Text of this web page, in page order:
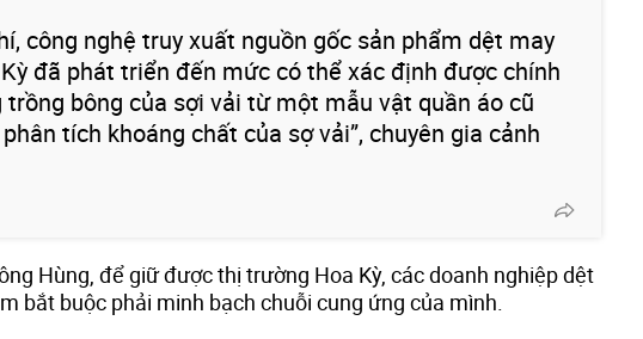
công nghệ truy xuất nguồn gốc sản phẩm dệt may
đã phát triển đến mức có thể xác định được chính
trồng bông của sợi vải từ một mẫu vật quần áo cũ
tích khoáng chất của sợ vải”, chuyên gia cảnh
Hùng, để giữ được thị trường Hoa Kỳ, các doanh nghiệp dệt
bắt buộc phải minh bạch chuỗi cung ứng của mình.